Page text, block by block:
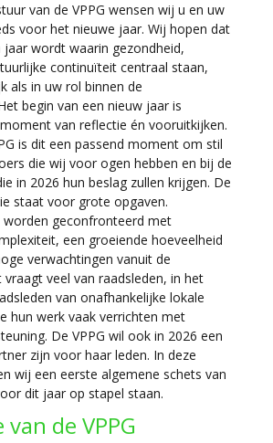
van de VPPG wensen wij u en uw
voor het nieuwe jaar. Wij hopen dat
jaar wordt waarin gezondheid,
continuïteit centraal staan,
als in uw rol binnen de
begin van een nieuw jaar is
van reflectie én vooruitkijken.
is dit een passend moment om stil
die wij voor ogen hebben en bij de
in 2026 hun beslag zullen krijgen. De
staat voor grote opgaven.
worden geconfronteerd met
een groeiende hoeveelheid
verwachtingen vanuit de
vraagt veel van raadsleden, in het
van onafhankelijke lokale
hun werk vaak verrichten met
De VPPG wil ook in 2026 een
zijn voor haar leden. In deze
wij een eerste algemene schets van
dit jaar op stapel staan.
de VPPG